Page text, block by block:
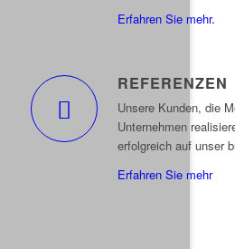
Erfahren Sie mehr.
REFERENZEN
Unsere Kunden, die
Unternehmen
erfolgreich auf unser
Erfahren Sie mehr